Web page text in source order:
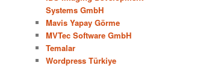
Systems GmbH
Mavis Yapay Görme
MVTec Software GmbH
Temalar
Wordpress Türkiye